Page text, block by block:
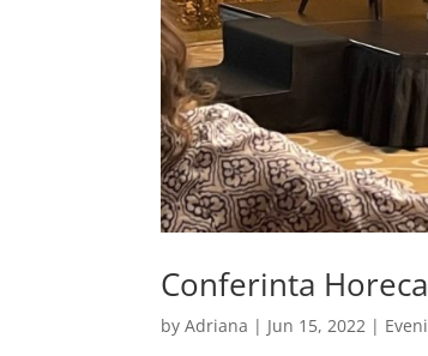
Conferinta
byAdriana | Jun 15, 2022 |